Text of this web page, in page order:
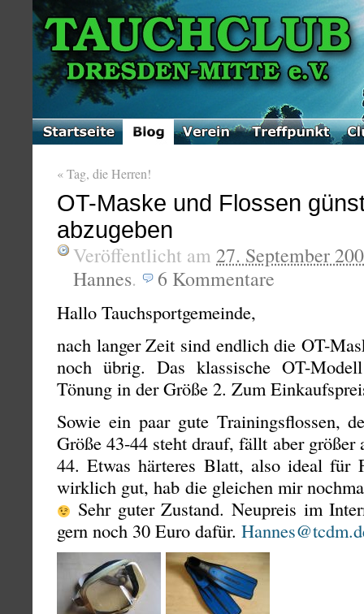
«Tag, die Herren!
OT-Maske und Flossen
abzugeben
Veröffentlicht am 27. September
Hannes. 6 Kommentare
Hallo Tauchsportgemeinde,
nach langer Zeit sind endlich die OT-
noch übrig. Das klassische OT-
Tönung in der Größe 2. Zum
Sowie ein paar gute Trainingsflossen,
Größe 43-44 steht drauf, fällt aber größer
44. Etwas härteres Blatt, also ideal für
wirklich gut, hab die gleichen mir
Sehr guter Zustand. Neupreis im
gern noch 30 Euro dafür.